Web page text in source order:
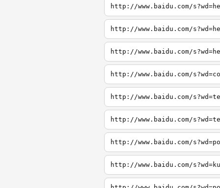
http://www.baidu.com/
http://www.baidu.com/
http://www.baidu.com/
http://www.baidu.com/
http://www.baidu.com/
http://www.baidu.com/
http://www.baidu.com/
http://www.baidu.com/